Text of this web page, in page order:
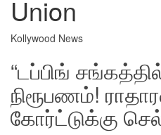
Union
Kollywood News
“டப்பிங்
நிரூபணம்!
கோர்ட்டுக்கு